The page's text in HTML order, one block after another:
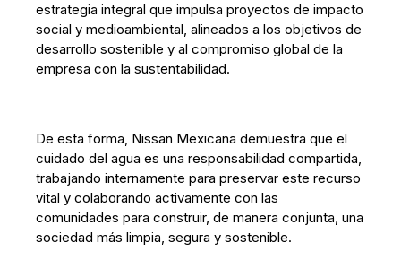
estrategia integral que impulsa proyectos de impacto
social y medioambiental, alineados a los objetivos de
desarrollo sostenible y al compromiso global de la
empresa con la sustentabilidad.
De esta forma, Nissan Mexicana demuestra que el
cuidado del agua es una responsabilidad compartida,
trabajando internamente para preservar este recurso
vital y colaborando activamente con las
comunidades para construir, de manera conjunta, una
sociedad más limpia, segura y sostenible.